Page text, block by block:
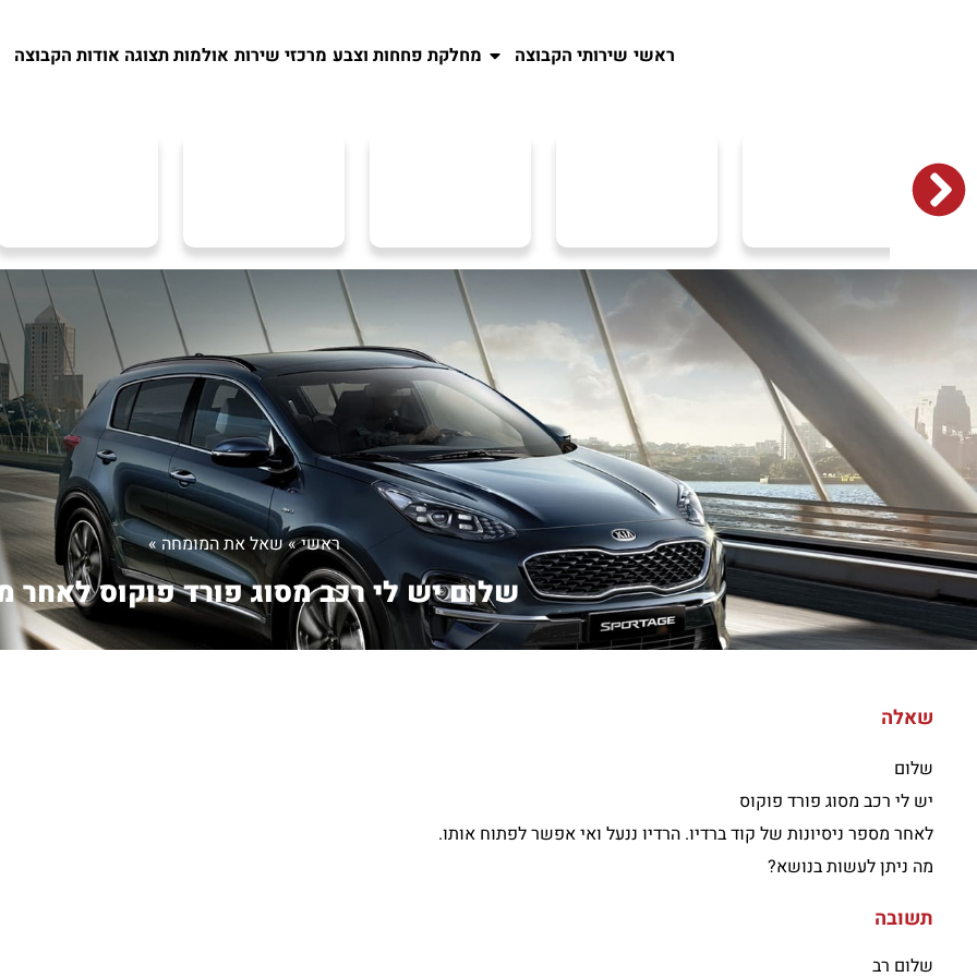
ראשי שירותי הקבוצה מחלקת פחחות וצבע מרכזי שירות אולמות תצוגה אודות הקבוצה
ראשי»שאל את המומחה»
שלום יש לי רכב מסוג פורד פוקוס לאחר
שאלה
שלום
יש לי רכב מסוג פורד פוקוס
לאחר מספר ניסיונות של קוד ברדיו. הרדיו ננעל ואי אפשר לפתוח אותו.
מה ניתן לעשות בנושא?
תשובה
שלום רב